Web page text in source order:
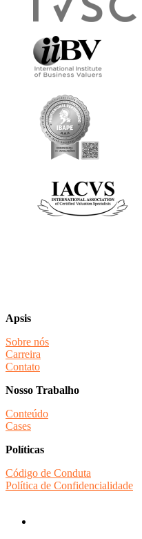
Apsis
Sobre nós
Carreira
Contato
Nosso Trabalho
Conteúdo
Cases
Políticas
Código de Conduta
Política de Confidencialidade